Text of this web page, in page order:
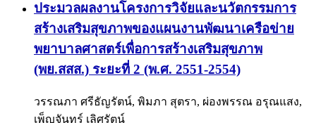
ประมวลผลงานโครงการวิจัยและนวัตกรรมการ
สร้างเสริมสุขภาพของแผนงานพัฒนาเครือข่าย
พยาบาลศาสตร์เพื่อการสร้างเสริมสุขภาพ
(พย.สสส.) ระยะที่ 2 (พ.ศ. 2551-2554)
วรรณภา ศรีธัญรัตน์, พิมภา สุตรา, ผ่องพรรณ อรุณแสง,
เพ็ญจันทร์ เลิศรัตน์